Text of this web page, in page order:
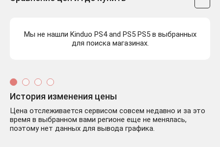
Мы не нашли Kinduo PS4 and PS5 PS5 в выбранных
для поиска магазинах.
История изменения цены
Цена отслеживается сервисом совсем недавно и за это
время в выбранном вами регионе еще не менялась,
поэтому нет данных для вывода графика.